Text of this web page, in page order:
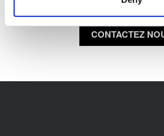
CONTACTEZ